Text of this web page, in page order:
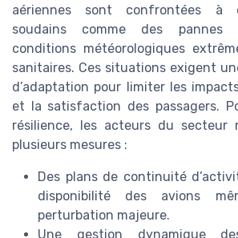
aériennes sont confrontées à
soudains comme des pannes
conditions météorologiques
sanitaires. Ces situations exigent
d’adaptation pour limiter les
et la satisfaction des passagers.
résilience, les acteurs du secteur
plusieurs mesures :
Des plans de continuité
disponibilité des avions
perturbation majeure.
Une gestion dynamique